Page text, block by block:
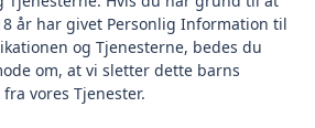
år har givet Personlig Information til
og Tjenesterne, bedes du
om, at vi sletter dette barns
vores Tjenester.